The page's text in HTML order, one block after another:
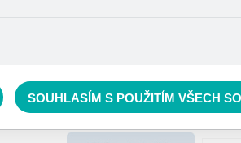
»
přiřadit konkrétnímu uživateli. Proto
SOUHLASÍM S POUŽITÍM VŠECH